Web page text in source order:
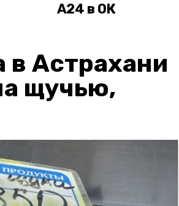
А24 в ОК
в Астрахани
щучью,